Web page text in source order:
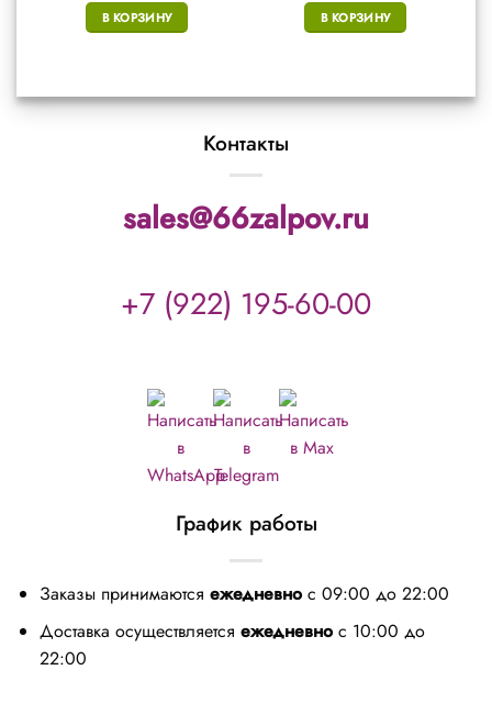
В КОРЗИНУ В КОРЗИНУ
Контакты
sales@66zalpov.ru
+7 (922) 195-60-00
График работы
Заказы принимаются ежедневнос 09:00 до 22:00
Доставка осуществляется ежедневнос 10:00 до
22:00